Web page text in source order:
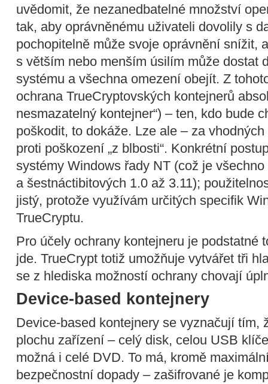
uvědomit, že nezanedbatelné množství
tak, aby oprávněnému uživateli dovolily s
pochopitelně může svoje oprávnění snížit,
s větším nebo menším úsilím může dostat
systému a všechna omezení obejít. Z
ochrana TrueCryptovských kontejnerů
nesmazatelný kontejner“) – ten, kdo bude
poškodit, to dokáže. Lze ale – za
proti poškození „z blbosti“. Konkrétní
systémy Windows řady NT (což je
a šestnáctibitových 1.0 až 3.11);
jistý, protože využívám určitých specifik
TrueCryptu.
Pro účely ochrany kontejneru je podstatné
jde. TrueCrypt totiž umožňuje vytvářet tři
se z hlediska možností ochrany chovají
Device-based kontejnery
Device-based kontejnery se vyznačují tím,
plochu zařízení – celý disk, celou USB
možná i celé DVD. To má, kromě
bezpečnostní dopady – zašifrované je